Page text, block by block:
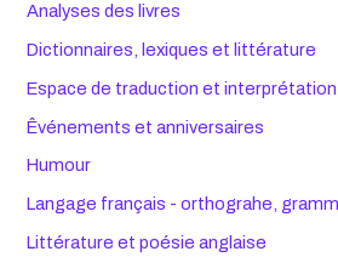
Analyses des livres
Dictionnaires, lexiques et littérature
Espace de traduction et interprétation
Êvénements et anniversaires
Humour
Langage français - orthograhe,
Littérature et poésie anglaise